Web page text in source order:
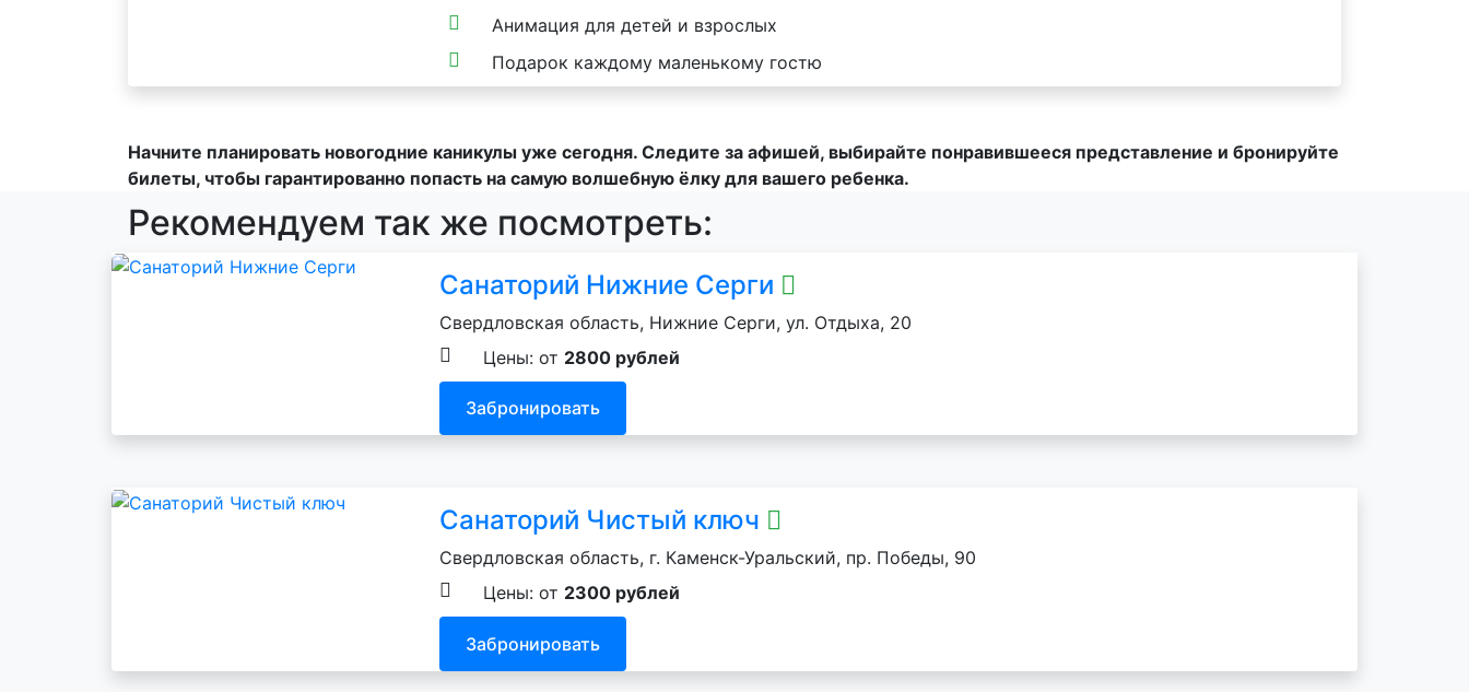
Анимация для детей и взрослых
Подарок каждому маленькому гостю
Начните планировать новогодние каникулы уже сегодня. Следите за афишей, выбирайте понравившееся представление и бронируйте
билеты, чтобы гарантированно попасть на самую волшебную ёлку для вашего ребенка.
Рекомендуем так же посмотреть:
Санаторий Нижние Серги
Свердловская область, Нижние Серги, ул. Отдыха, 20
Цены: от 2800 рублей
Забронировать
Санаторий Чистый ключ
Свердловская область, г. Каменск-Уральский, пр. Победы, 90
Цены: от 2300 рублей
Забронировать